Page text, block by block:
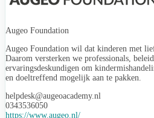
Augeo Foundation
Augeo Foundation wil dat kinderen met
Daarom versterken we professionals,
ervaringsdeskundigen om
en doeltreffend mogelijk aan te pakken.
helpdesk@augeoacademy.nl
0343536050
https://www.augeo.nl/